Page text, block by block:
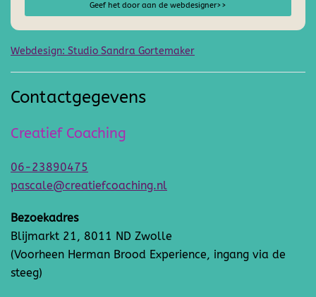
Geef het door aan de webdesigner>>
Webdesign: Studio Sandra Gortemaker
Contactgegevens
Creatief Coaching
06-23890475
pascale@creatiefcoaching.nl
Bezoekadres
Blijmarkt 21, 8011 ND Zwolle
(Voorheen Herman Brood Experience, ingang via de
steeg)